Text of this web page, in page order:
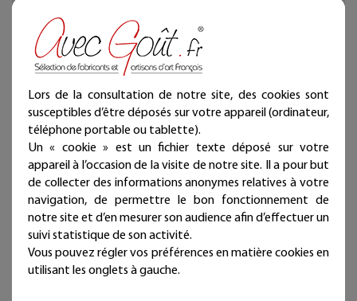
Ces aimants vous pouvez les disposer comme bon vous
semble, sur la porte d'un réfrigérateur, sur un tableau
aimanté dans la chambre de vos enfants ou sur
n'importe quelle pièce métallique dont vous disposez
Cette série contient :
- 2 créatures ressemblant à deux oursons bleus.
- 1 créature ressemblant à un lapin bleu.
La dimension d'un choupinou fait en moyenne 25 mm
de large x 55 mm de haut pour 15 mm de profond.
Ces modelages sont réalisés à la main par une créatrice,
les dimensions et couleurs peuvent varier légèrement.
Lors de la consultation de notre site, des cookies sont
susceptibles d’être déposés sur votre appareil (ordinateur,
téléphone portable ou tablette).
Un « cookie » est un fichier texte déposé sur votre
appareil à l’occasion de la visite de notre site. Il a pour but
de collecter des informations anonymes relatives à votre
navigation, de permettre le bon fonctionnement de
notre site et d’en mesurer son audience afin d’effectuer un
suivi statistique de son activité.
Vous pouvez régler vos préférences en matière cookies en
utilisant les onglets à gauche.